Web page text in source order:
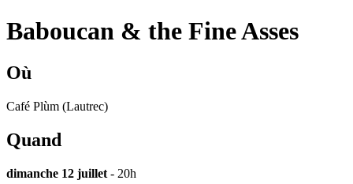
Baboucan & the Fine Asses
Où
Café Plùm (Lautrec)
Quand
dimanche 12 juillet - 20h